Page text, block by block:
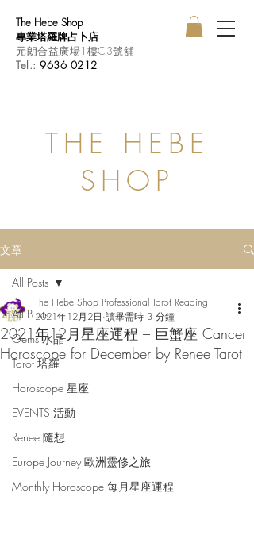
The Hebe Shop
專業塔羅牌占卜店
元朗合益廣場1樓C3號舖
Tel.:9636 0212
THE HEBE
SHOP
文章
All Posts
Gems 水晶
Tarot 塔羅
Horoscope 星座
EVENTS 活動
Renee 隨想
Europe Journey 歐洲靈修之旅
Monthly Horoscope 每月星座運程
All Posts
2021年12月星座運程 – 巨蟹座 Cancer
Horoscope for December by Renee Tarot
The Hebe Shop Professional Tarot Reading
2021年12月2日 讀畢需時 3 分鐘